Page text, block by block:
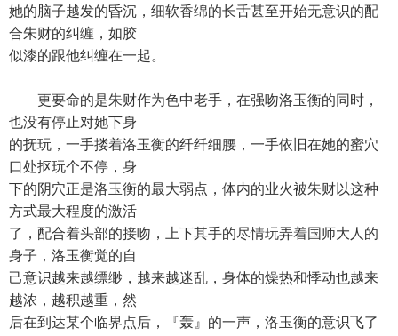
她的脑子越发的昏沉，细软香绵的长舌甚至开始无意识的配
合朱财的纠缠，如胶
似漆的跟他纠缠在一起。
更要命的是朱财作为色中老手，在强吻洛玉衡的同时，
也没有停止对她下身
的抚玩，一手搂着洛玉衡的纤纤细腰，一手依旧在她的蜜穴
口处抠玩个不停，身
下的阴穴正是洛玉衡的最大弱点，体内的业火被朱财以这种
方式最大程度的激活
了，配合着头部的接吻，上下其手的尽情玩弄着国师大人的
身子，洛玉衡觉的自
己意识越来越缥缈，越来越迷乱，身体的燥热和悸动也越来
越浓，越积越重，然
后在到达某个临界点后，『轰』的一声，洛玉衡的意识飞了